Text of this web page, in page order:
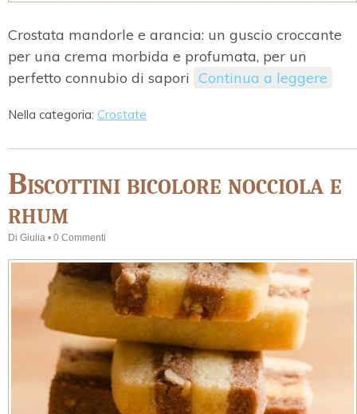
Crostata mandorle e arancia: un guscio croccante
per una crema morbida e profumata, per un
perfetto connubio di sapori Continua a leggere
Nella categoria: Crostate
Biscottini bicolore nocciola e
rhum
Di Giulia • 0 Commenti